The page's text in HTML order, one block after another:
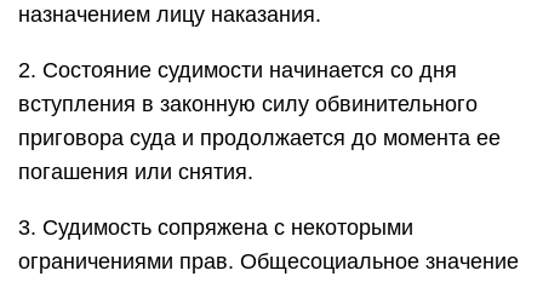
назначением лицу наказания.
2. Состояние судимости начинается со дня
вступления в законную силу обвинительного
приговора суда и продолжается до момента ее
погашения или снятия.
3. Судимость сопряжена с некоторыми
ограничениями прав. Общесоциальное значение